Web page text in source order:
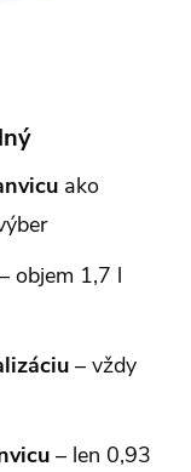
ako
– objem 1,7 l
– vždy
– len 0,93